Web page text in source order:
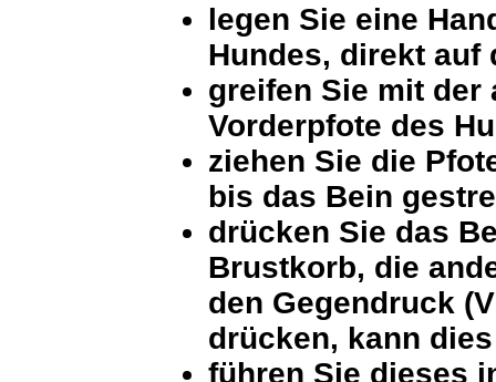
legen Sie eine
Hundes, direkt auf
greifen Sie mit der
Vorderpfote des
ziehen Sie die
bis das Bein
drücken Sie das
Brustkorb, die
den Gegendruck
drücken, kann
führen Sie dieses